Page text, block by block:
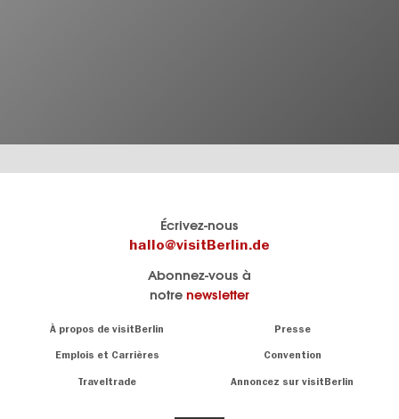
Écrivez-nous
hallo@visitBerlin.de
Abonnez-vous à
notre newsletter
Navigation:
À propos de visitBerlin Presse
Emplois et Carrières Convention
Traveltrade Annoncez sur visitBerlin
Berlin et sommes
là pour vous.